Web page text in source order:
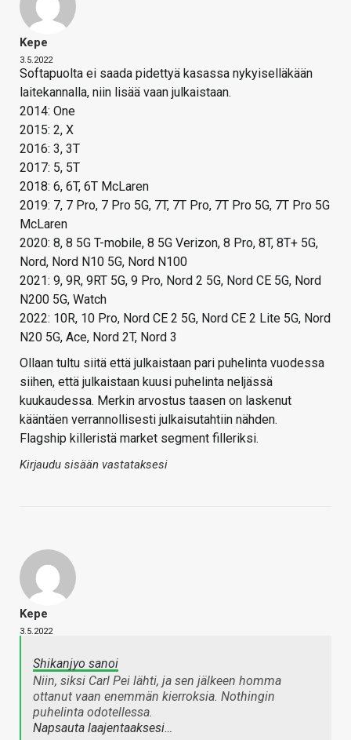
Kepe
3.5.2022
Softapuolta ei saada pidettyä kasassa nykyiselläkään
laitekannalla, niin lisää vaan julkaistaan.
2014: One
2015: 2, X
2016: 3, 3T
2017: 5, 5T
2018: 6, 6T, 6T McLaren
2019: 7, 7 Pro, 7 Pro 5G, 7T, 7T Pro, 7T Pro 5G, 7T Pro 5G
McLaren
2020: 8, 8 5G T-mobile, 8 5G Verizon, 8 Pro, 8T, 8T+ 5G,
Nord, Nord N10 5G, Nord N100
2021: 9, 9R, 9RT 5G, 9 Pro, Nord 2 5G, Nord CE 5G, Nord
N200 5G, Watch
2022: 10R, 10 Pro, Nord CE 2 5G, Nord CE 2 Lite 5G, Nord
N20 5G, Ace, Nord 2T, Nord 3
Ollaan tultu siitä että julkaistaan pari puhelinta vuodessa
siihen, että julkaistaan kuusi puhelinta neljässä
kuukaudessa. Merkin arvostus taasen on laskenut
kääntäen verrannollisesti julkaisutahtiin nähden.
Flagship killeristä market segment filleriksi.
Kirjaudu sisään vastataksesi
Kepe
3.5.2022
Shikanjyo sanoi
Niin, siksi Carl Pei lähti, ja sen jälkeen homma
ottanut vaan enemmän kierroksia. Nothingin
puhelinta odotellessa.
Napsauta laajentaaksesi…